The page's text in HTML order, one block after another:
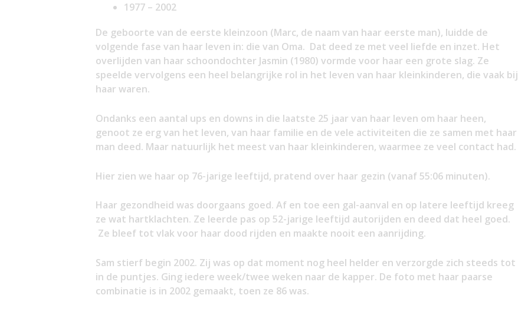
1977 – 2002
De geboorte van de eerste kleinzoon (Marc, de naam van haar eerste man), luidde de
volgende fase van haar leven in: die van Oma. Dat deed ze met veel liefde en inzet. Het
overlijden van haar schoondochter Jasmin (1980) vormde voor haar een grote slag. Ze
speelde vervolgens een heel belangrijke rol in het leven van haar kleinkinderen, die vaak bij
haar waren.
Ondanks een aantal ups en downs in die laatste 25 jaar van haar leven om haar heen,
genoot ze erg van het leven, van haar familie en de vele activiteiten die ze samen met haar
man deed. Maar natuurlijk het meest van haar kleinkinderen, waarmee ze veel contact had.
Hier zien we haar op 76-jarige leeftijd, pratend over haar gezin (vanaf 55:06 minuten).
Haar gezondheid was doorgaans goed. Af en toe een gal-aanval en op latere leeftijd kreeg
ze wat hartklachten. Ze leerde pas op 52-jarige leeftijd autorijden en deed dat heel goed.
Ze bleef tot vlak voor haar dood rijden en maakte nooit een aanrijding.
Sam stierf begin 2002. Zij was op dat moment nog heel helder en verzorgde zich steeds tot
in de puntjes. Ging iedere week/twee weken naar de kapper. De foto met haar paarse
combinatie is in 2002 gemaakt, toen ze 86 was.